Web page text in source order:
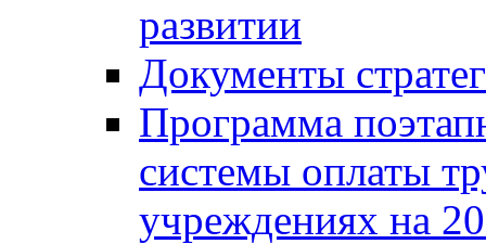
развитии
Документы
Программа
системы оплаты
учреждениях на